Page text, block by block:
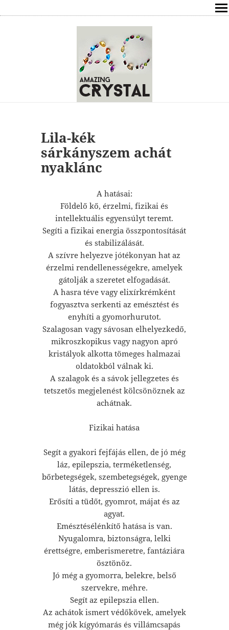
ÍRÁSOK
ÁSVÁNYOK HATÁSAI
ELÉRHETŐSÉG
ONLINE GYÓGYÍTÁS,TANÁCSADÁS
VÁSÁRLÁS / KOSÁR
Lila-kék
sárkányszem achát
nyaklánc
A hatásai:
Földelő kő, érzelmi, fizikai és
intellektuális egyensúlyt teremt.
Segíti a fizikai energia összpontosítását
és stabilizálását.
A szívre helyezve jótékonyan hat az
érzelmi rendellenességekre, amelyek
gátolják a szeretet elfogadását.
A hasra téve vagy elixírkrémként
fogyasztva serkenti az emésztést és
enyhíti a gyomorhurutot.
Szalagosan vagy sávosan elhelyezkedő,
mikroszkopikus vagy nagyon apró
kristályok alkotta tömeges halmazai
oldatokból válnak ki.
A szalagok és a sávok jellegzetes és
tetszetős megjelenést kölcsönöznek az
achátnak.
Fizikai hatása
Segít a gyakori fejfájás ellen, de jó még
láz, epilepszia, terméketlenség,
bőrbetegségek, szembetegségek, gyenge
látás, depresszió ellen is.
Erősíti a tüdőt, gyomrot, májat és az
agyat.
Emésztésélénkítő hatása is van.
Nyugalomra, biztonságra, lelki
érettségre, emberismeretre, fantáziára
ösztönöz.
Jó még a gyomorra, belekre, belső
szervekre, méhre.
Segít az epilepszia ellen.
Az achátok ismert védőkövek, amelyek
még jók kígyómarás és villámcsapás